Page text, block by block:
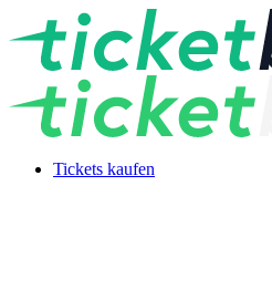
Tickets kaufen